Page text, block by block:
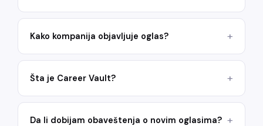
Kako kompanija objavljuje oglas?
Šta je Career Vault?
Da li dobijam obaveštenja o novim oglasima?